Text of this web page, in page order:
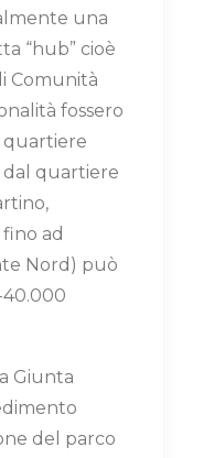
una
“hub” cioè
Comunità
fossero
quartiere
dal quartiere
ad
Nord) può
Giunta
del parco